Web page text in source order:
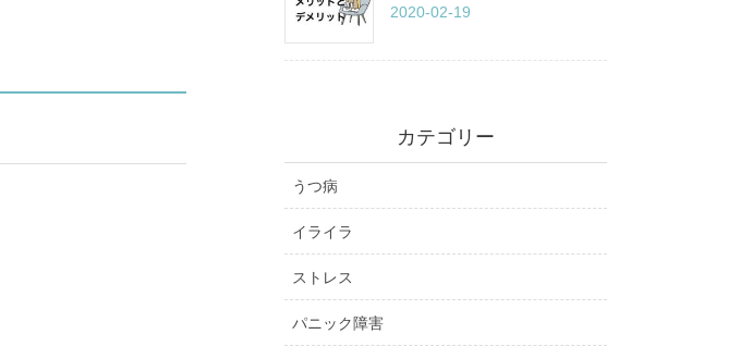
2020-02-19
カテゴリー
うつ病
イライラ
ストレス
パニック障害